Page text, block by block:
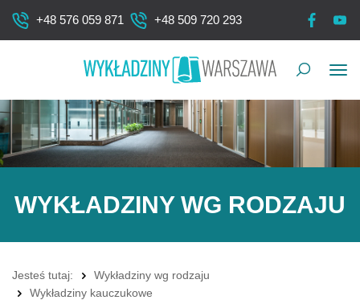
+48 576 059 871 +48 509 720 293
WYKŁADZINY WG RODZAJU
Jesteś tutaj:
Wykładziny wg rodzaju
Wykładziny kauczukowe